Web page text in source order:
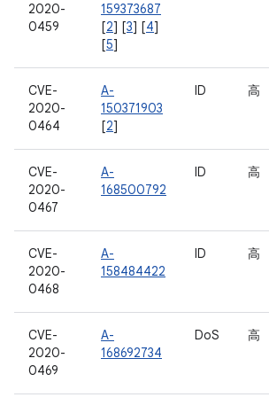
2020-
0459
159373687
[2] [3] [4]
[5]
CVE-
2020-
0464
A-
150371903
[2]
ID 高
CVE-
2020-
0467
A-
168500792
ID 高
CVE-
2020-
0468
A-
158484422
ID 高
CVE-
2020-
0469
A-
168692734
DoS 高